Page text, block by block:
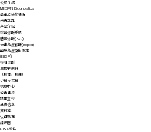
公司介绍
MEDIAN Diagnostics
沿革及获奖情况
来访之路
产品介绍
综合诊断系统
基因诊断(PCR)
快速免疫诊断(Rapid)
酶联免疫吸附测定
(ELISA)
标准诊断
生物学原料
（抗体、抗原）
小鼠与大鼠
信息中心
公告事项
媒体宣传
投资信息
资料室
认证现况
组织图
ELISA软件